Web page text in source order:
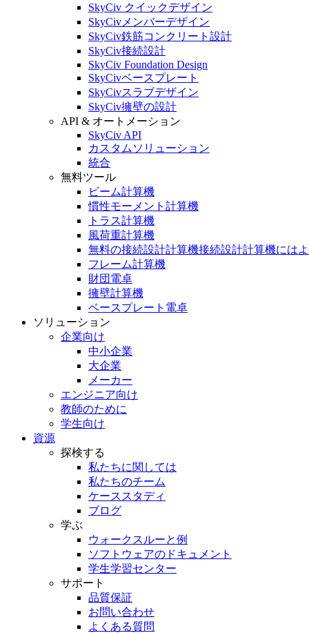
SkyCiv クイックデザイン
SkyCivメンバーデザイン
SkyCiv鉄筋コンクリート設計
SkyCiv接続設計
SkyCiv Foundation Design
SkyCivベースプレート
SkyCivスラブデザイン
SkyCiv擁壁の設計
API & オートメーション
SkyCiv API
カスタムソリューション
統合
無料ツール
ビーム計算機
慣性モーメント計算機
トラス計算機
風荷重計算機
無料の接続設計計算機接続設計計算機には
フレーム計算機
財団電卓
擁壁計算機
ベースプレート電卓
ソリューション
企業向け
中小企業
大企業
メーカー
エンジニア向け
教師のために
学生向け
資源
探検する
私たちに関しては
私たちのチーム
ケーススタディ
ブログ
学ぶ
ウォークスルーと例
ソフトウェアのドキュメント
学生学習センター
サポート
品質保証
お問い合わせ
よくある質問